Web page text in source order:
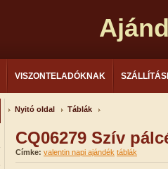
VISZONTELADÓKNAK
Nyitó oldal Táblák
CQ06279 Szív
Címke: valentin napi ajándék táblák